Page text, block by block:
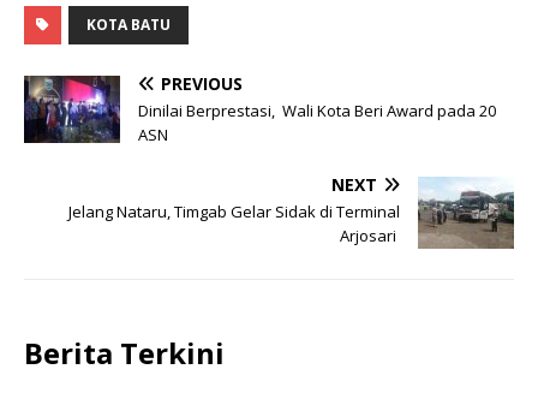
KOTA BATU
PREVIOUS
Dinilai Berprestasi, Wali Kota Beri Award pada 20
ASN
NEXT
Jelang Nataru, Timgab Gelar Sidak di Terminal
Arjosari
Berita Terkini